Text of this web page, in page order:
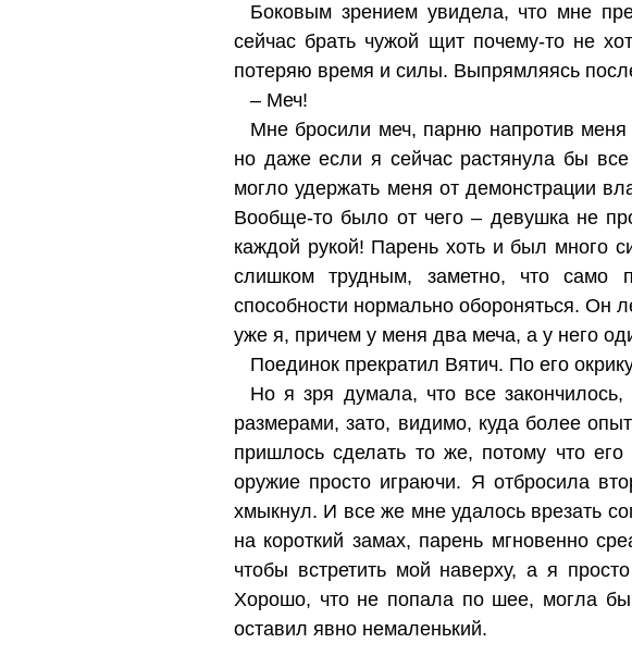
Боковым зрением увидела, что мне
сейчас брать чужой щит почему-то не
потеряю время и силы. Выпрямляясь
– Меч!
Мне бросили меч, парню напротив
но даже если я сейчас растянула бы
могло удержать меня от демонстрации
Вообще-то было от чего – девушка не
каждой рукой! Парень хоть и был много
слишком трудным, заметно, что само
способности нормально обороняться. Он
уже я, причем у меня два меча, а у него
Поединок прекратил Вятич. По его
Но я зря думала, что все
размерами, зато, видимо, куда более
пришлось сделать то же, потому что
оружие просто играючи. Я отбросила
хмыкнул. И все же мне удалось врезать
на короткий замах, парень мгновенно
чтобы встретить мой наверху, а я
Хорошо, что не попала по шее, могла
оставил явно немаленький.